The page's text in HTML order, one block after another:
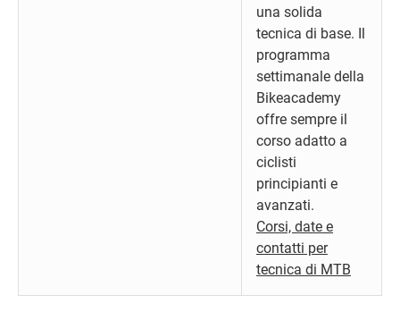
una solida
tecnica di base. Il
programma
settimanale della
Bikeacademy
offre sempre il
corso adatto a
ciclisti
principianti e
avanzati.
Corsi, date e
contatti per
tecnica di MTB